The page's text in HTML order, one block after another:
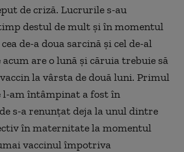
de criză. Lucrurile s-au
destul de mult şi în momentul
de-a doua sarcină şi cel de-al
are o lună şi căruia trebuie să
la vârsta de două luni. Primul
l-am întâmpinat a fost în
s-a renunţat deja la unul dintre
în maternitate la momentul
vaccinul împotriva